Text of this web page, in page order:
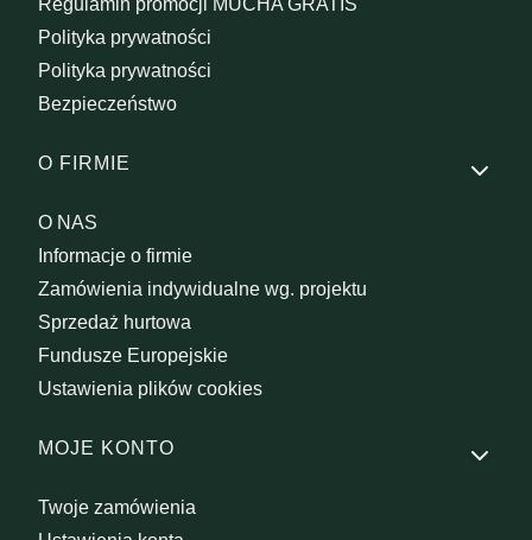
Polityka prywatności
Polityka prywatności
Bezpieczeństwo
O FIRMIE
O NAS
Informacje o firmie
Zamówienia indywidualne wg. projektu
Sprzedaż hurtowa
Fundusze Europejskie
Ustawienia plików cookies
MOJE KONTO
Twoje zamówienia